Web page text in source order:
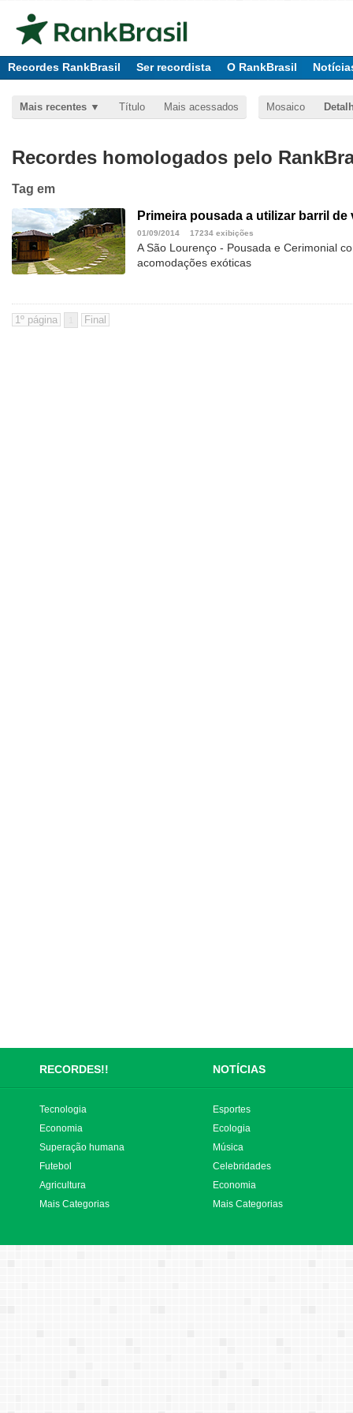
Recordes RankBrasil Ser recordista O RankBrasil
Mais recentes Título Mais acessados Mosaico
Recordes homologados pelo
Tag em
Primeira pousada a utilizar barril
01/09/2014 17234 exibições
A São Lourenço - Pousada e Cerimonial
acomodações exóticas
RECORDES!! NOTÍCIAS
Tecnologia
Economia
Superação humana
Futebol
Agricultura
Mais Categorias
Esportes
Ecologia
Música
Celebridades
Economia
Mais Categorias